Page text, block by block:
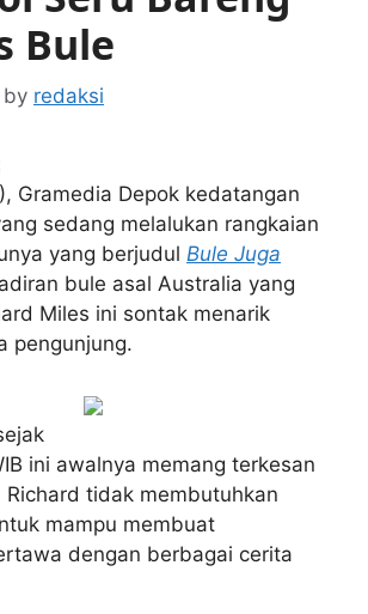
Bule
by redaksi
Gramedia Depok kedatangan
sedang melalukan rangkaian
yang berjudul Bule Juga
bule asal Australia yang
Miles ini sontak menarik
pengunjung.
ini awalnya memang terkesan
Richard tidak membutuhkan
mampu membuat
dengan berbagai cerita